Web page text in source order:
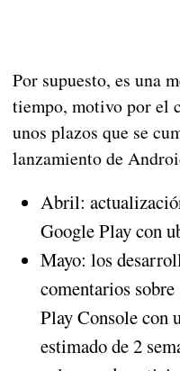
Por supuesto, es una
tiempo, motivo por el
unos plazos que se
lanzamiento de
Abril:
Google Play con
Mayo: los
comentarios sobre
Play Console con
estimado de 2